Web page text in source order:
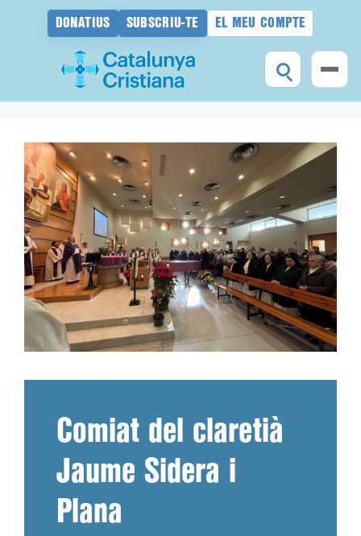
DONATIUS SUBSCRIU-TE EL MEU COMPTE
contingut
Comiat del claretià
Jaume Sidera i
Plana